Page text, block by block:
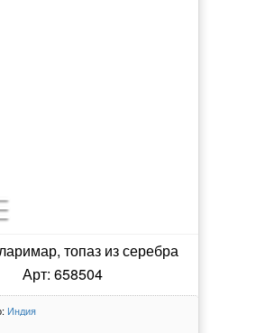
топаз из серебра
Арт: 658504
Индия